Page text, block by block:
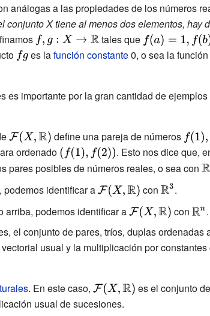
análogas a las propiedades de los números
conjunto X tiene al menos dos elementos, hay
{\displaystyle
f,g:X\rightarrow
tales que {\displaystyle
f(a)=1,f(b)=0}
{\displaystyle
es lafunción constante0, o sea la
es importante por la gran cantidad de
{\displaystyle
{\mathcal
{F}}(X,
{\mathbb {R}
define una pareja de números
ordenado {\displaystyle
(f(1),f(2))}
. Esto nos dice que,
pares posibles de números reales, o sea con
podemos identificar a{\displaystyle
{\mathcal
{\mathbb {R}
})}
con{\displaystyle
{\mathbb {R}
}^{3}}
.
arriba, podemos identificar a{\displaystyle
{\mathcal
{F}}(X,
con
.
el conjunto de pares, tríos, duplas ordenadas
usual y la multiplicación por
. En este caso,{\displaystyle
{\mathcal
es el conjunto
usual de sucesiones.